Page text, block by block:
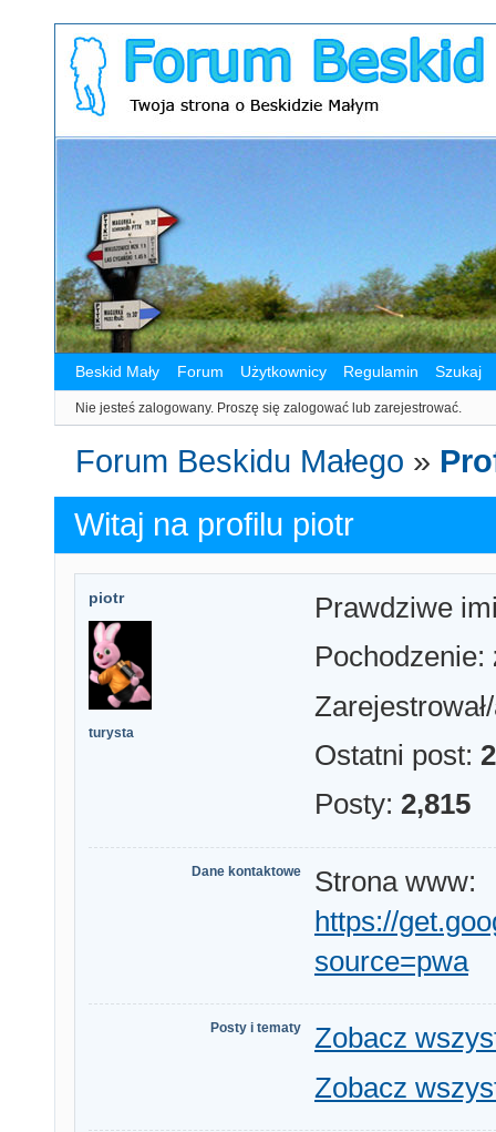
Beskid Mały Forum Użytkownicy Regulamin Szukaj
Nie jesteś zalogowany. Proszę się zalogować lub zarejestrować.
Forum Beskidu Małego »
Witaj na profilu piotr
piotr
turysta
Prawdziwe
Pochodzenie:
Ostatni post:
Posty: 2,815
Dane kontaktowe
Strona www:
https://
source=pwa
Posty i tematy
Zobacz
Zobacz